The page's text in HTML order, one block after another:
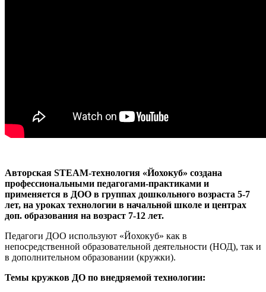
Авторская STEAM-технология «Йохокуб» создана
профессиональными педагогами-практиками и
применяется в ДОО в группах дошкольного возраста 5-7
лет, на уроках технологии в начальной школе и центрах
доп. образования на возраст 7-12 лет.
Педагоги ДОО используют «Йохокуб» как в
непосредственной образовательной деятельности (НОД), так и
в дополнительном образовании (кружки).
Темы кружков ДО по внедряемой технологии: